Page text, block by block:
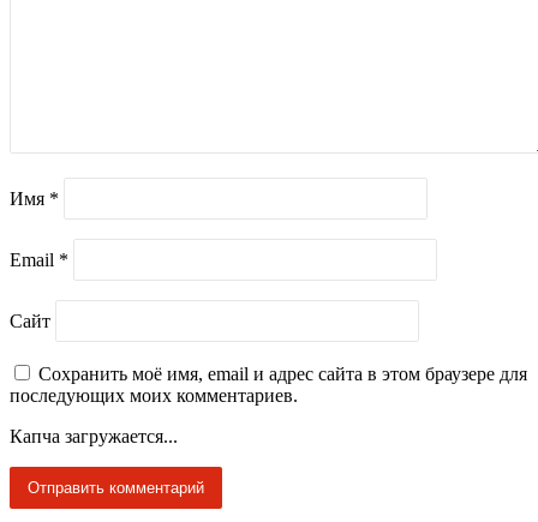
Имя *
Email *
Сайт
Сохранить моё имя, email и адрес сайта в этом браузере для
последующих моих комментариев.
Капча загружается...